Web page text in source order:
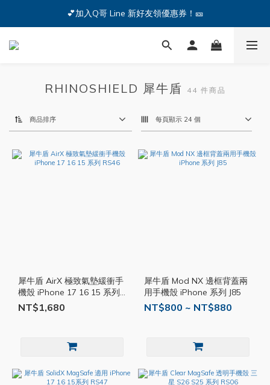
🔥iPhone 17 全系列熱銷中🔥點我購買 — !
💕加入Q哥 Line 新好友領優惠券！🎫
🔥iPhone 17 全系列熱銷中🔥點我購買 — !
RHINOSHIELD 犀牛盾 44 件商品
商品排序 每頁顯示 24 個
犀牛盾 AirX 極致氣墊緩衝手
機殼 iPhone 17 16 15 系列
RS46
NT$1,680
犀牛盾 Mod NX 邊框背蓋兩
用手機殼 iPhone 系列 J85
NT$800 ~ NT$880